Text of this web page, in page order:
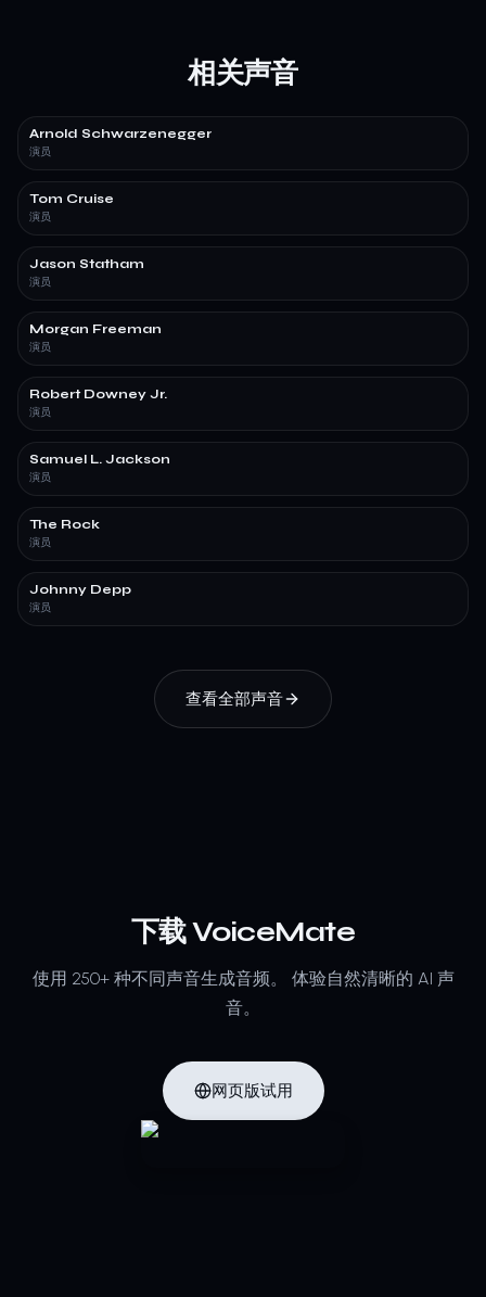
相关声音
Arnold Schwarzenegger
演员
Tom Cruise
演员
Jason Statham
演员
Morgan Freeman
演员
Robert Downey Jr.
演员
Samuel L. Jackson
演员
The Rock
演员
Johnny Depp
演员
查看全部声音
下载 VoiceMate
使用 250+ 种不同声音生成音频。
体验自然清晰的 AI 声
音。
网页版试用